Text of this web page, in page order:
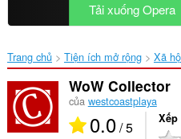
Tải xuống Opera
Trang chủ Tiện ích mở rộng Xã
WoW Collector
của westcoastplaya
0.0/ 5 Xếp